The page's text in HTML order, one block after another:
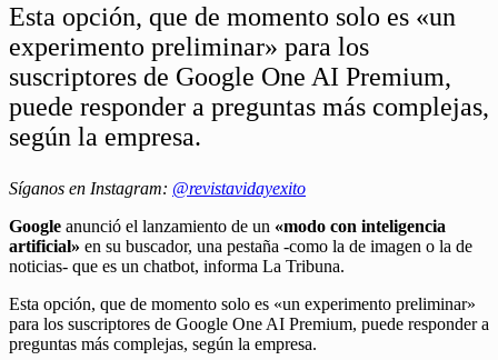
Esta opción, que de momento solo es «un
experimento preliminar» para los
suscriptores de Google One AI Premium,
puede responder a preguntas más complejas,
según la empresa.
Síganos en Instagram: @revistavidayexito
Google anunció el lanzamiento de un «modo con inteligencia
artificial» en su buscador, una pestaña -como la de imagen o la de
noticias- que es un chatbot, informa La Tribuna.
Esta opción, que de momento solo es «un experimento preliminar»
para los suscriptores de Google One AI Premium, puede responder a
preguntas más complejas, según la empresa.